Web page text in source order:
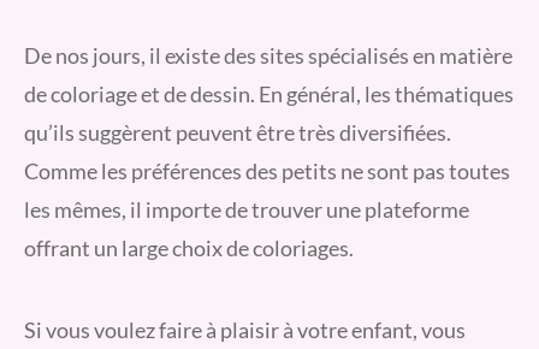
De nos jours, il existe des sites spécialisés en matière
de coloriage et de dessin. En général, les thématiques
qu’ils suggèrent peuvent être très diversifiées.
Comme les préférences des petits ne sont pas toutes
les mêmes, il importe de trouver une plateforme
offrant un large choix de coloriages.
Si vous voulez faire à plaisir à votre enfant, vous